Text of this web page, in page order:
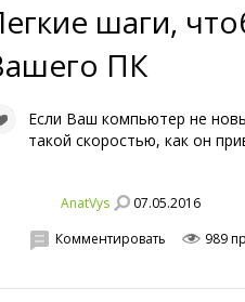
шаги,
ПК
Если Ваш компьютер не
такой скоростью, как он
AnatVys 07.05.2016
Комментировать 989